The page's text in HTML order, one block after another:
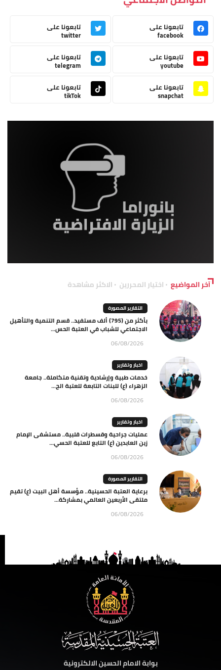
تابعونا على
facebook
تابعونا على
twitter
تابعونا على
youtube
تابعونا على
telegram
تابعونا على
snapchat
تابعونا على
tikTok
آخر المواضيع اختيار المحررين الاكثر مشاهدة
التقارير المصورة
بأكثر من (795) ألف مستفيد.. قسم التنمية والتأهيل
الاجتماعي للشباب في العتبة الحس...
06/08/2026
اخبار وتقارير
خدمات طبية وإرشادية وتقنية متكاملة.. جامعة
الزهراء (ع) للبنات التابعة للعتبة الح...
06/08/2026
اخبار وتقارير
عمليات جراحية وقسطرات قلبية.. مستشفى الإمام
زين العابدين (ع) التابع للعتبة الحسي...
06/08/2026
التقارير المصورة
برعاية العتبة الحسينية.. مؤسسة أهل البيت (ع) تقيم
ملتقى الأربعين العالمي بمشاركة...
06/08/2026
بوابة الامام الحسين الالكترونية